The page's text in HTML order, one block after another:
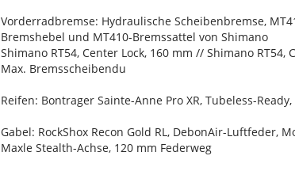
Vorderradbremse: Hydraulische Scheibenbremse,
Bremshebel und MT410-Bremssattel von Shimano
Shimano RT54, Center Lock, 160 mm // Shimano RT54,
Max. Bremsscheibendu
Reifen: Bontrager Sainte-Anne Pro XR, Tubeless-
Gabel: RockShox Recon Gold RL, DebonAir-Luftfeder,
Maxle Stealth-Achse, 120 mm Federweg